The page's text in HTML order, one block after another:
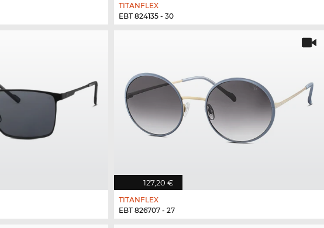
TITANFLEX
EBT 824135 - 30
127,20 €
TITANFLEX
EBT 826707 - 27